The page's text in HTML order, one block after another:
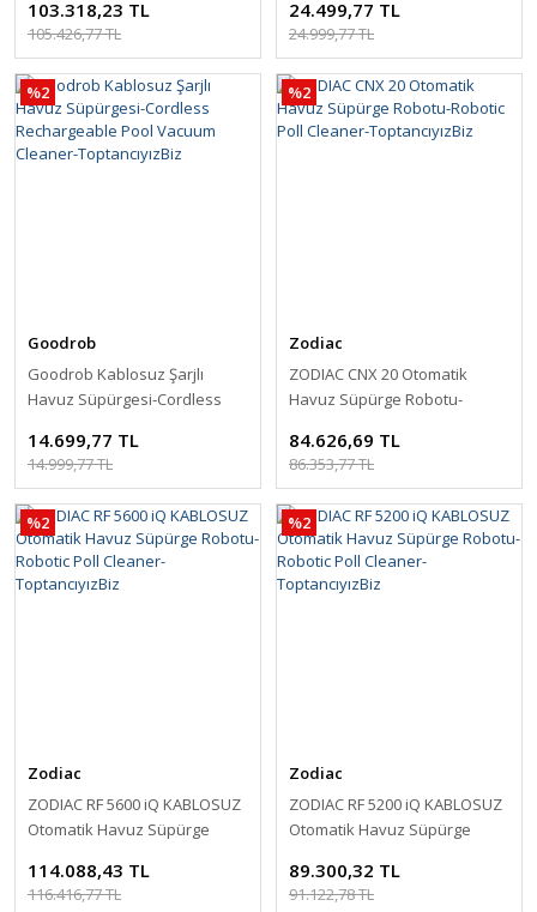
ToptancıyızBiz
103.318,23 TL
105.426,77 TL
ToptancıyızBiz
24.499,77 TL
24.999,77 TL
%2
Goodrob
Goodrob Kablosuz Şarjlı
Havuz Süpürgesi-Cordless
Cleaner-ToptancıyızBiz
14.699,77 TL
14.999,77 TL
%2
Zodiac
ZODIAC CNX 20 Otomatik
Havuz Süpürge Robotu-
ToptancıyızBiz
84.626,69 TL
86.353,77 TL
%2
Zodiac
ZODIAC RF 5600 iQ KABLOSUZ
Otomatik Havuz Süpürge
ToptancıyızBiz
114.088,43 TL
116.416,77 TL
%2
Zodiac
ZODIAC RF 5200 iQ KABLOSUZ
Otomatik Havuz Süpürge
ToptancıyızBiz
89.300,32 TL
91.122,78 TL